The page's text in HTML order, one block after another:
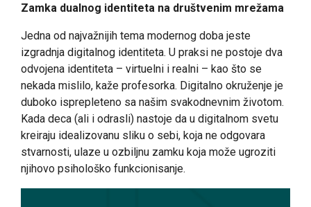
Zamka dualnog identiteta na društvenim mrežama
Jedna od najvažnijih tema modernog doba jeste
izgradnja digitalnog identiteta. U praksi ne postoje dva
odvojena identiteta – virtuelni i realni – kao što se
nekada mislilo, kaže profesorka. Digitalno okruženje je
duboko isprepleteno sa našim svakodnevnim životom.
Kada deca (ali i odrasli) nastoje da u digitalnom svetu
kreiraju idealizovanu sliku o sebi, koja ne odgovara
stvarnosti, ulaze u ozbiljnu zamku koja može ugroziti
njihovo psihološko funkcionisanje.